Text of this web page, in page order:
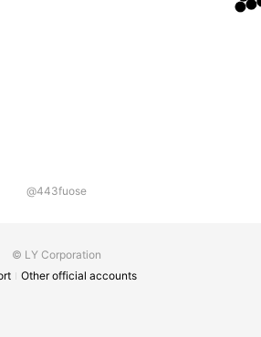
@443fuose
© LY Corporation
Other official accounts